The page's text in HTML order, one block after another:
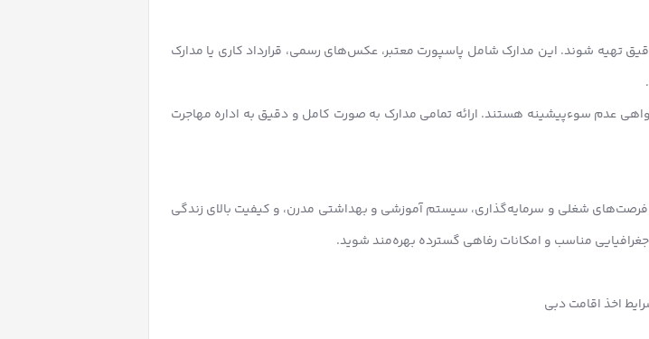
تهیه شوند. این مدارک شامل پاسپورت معتبر، عکس‌های رسمی، قرارداد کاری یا مدارک
گواهی عدم سوءپیشینه هستند. ارائه تمامی مدارک به صورت کامل و دقیق به اداره مهاجرت
فرصت‌های شغلی و سرمایه‌گذاری، سیستم آموزشی و بهداشتی مدرن، و کیفیت بالای زندگی
مناسب و امکانات رفاهی گسترده بهره‌مند شوید.